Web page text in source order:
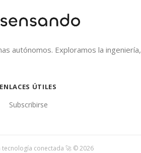
autónomos. Exploramos la
ENLACES ÚTILES
Subscribirse
tecnología conectada 🚀 © 2026